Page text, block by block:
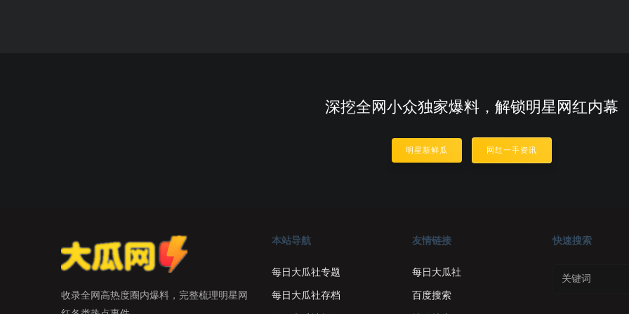
深挖全网小众独家爆料，解锁明星网红内幕
明星新鲜瓜 网红一手资讯
收录全网高热度圈内爆料，完整梳理明星网
本站导航
每日大瓜社专题
每日大瓜社存档
友情链接
每日大瓜社
百度搜索
快速搜索